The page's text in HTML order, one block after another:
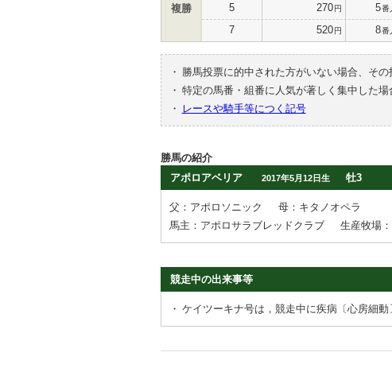
複勝 5 270円 5番
7 520円 8番
・ 勝馬投票に的中された方がいない場合、そ
・ 特定の馬番・組番に人気が著しく集中した場
・
レースや騎手等につく記号
勝馬の紹介
アポロアベリア
2017年5月12日生 牡3
父：アポロソニック
母：キタノオペラ
馬主：アポロサラブレッドクラブ
生産牧場
競走中の出来事等
・ ケイツーキナ号は，競走中に疾病〔心房細